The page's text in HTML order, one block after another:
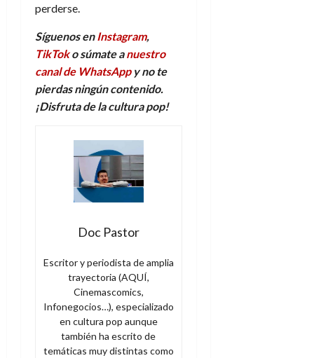
perderse.
Síguenos enInstagram,
TikToko súmate anuestro
canal de WhatsAppy no te
pierdas ningún contenido.
¡Disfruta de laculturapop!
Doc Pastor
Escritor y periodista de amplia
trayectoria (AQUÍ,
Cinemascomics,
Infonegocios…), especializado
en cultura pop aunque
también ha escrito de
temáticas muy distintas como